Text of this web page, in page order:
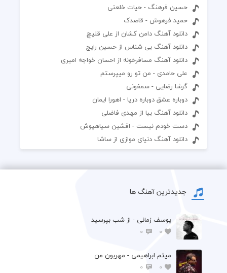
حسین فرهنگ - حیات خلعتی
حمید فرهوش - قاصدک
دانلود آهنگ دامن کشان از علی قلیچ
دانلود آهنگ بی شناس از حسین رایج
دانلود آهنگ مسافرخونه از احسان خواجه امیری
علی حامدی - من تو رو میپرستم
گرشا رضایی - سمفونی
دوباره عشق دوباره دریا - اهورا ایمان
دانلود آهنگ بیا از مهدی فاضلی
دست خودم نیست - افشین سیاهپوش
دانلود آهنگ دنیای موازی از ساشا
جدیدترین آهنگ ها
یوسف زمانی - از شب بپرسید
0
0
میثم ابراهیمی - مهربون من
0
0